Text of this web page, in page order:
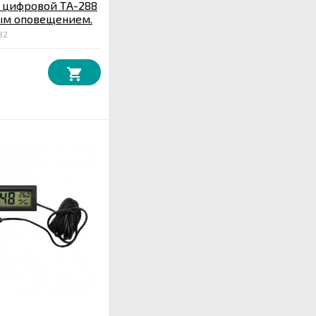
ТA-288
оповещением.
см.